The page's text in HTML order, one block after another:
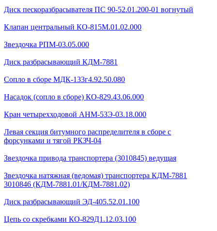
Диск пескоразбрасывателя ПС 90-52.01.200-01 вогнутый
Клапан центральный КО-815М.01.02.000
Звездочка РПМ-03.05.000
Диск разбрасывающий КДМ-7881
Сопло в сборе МДК-133г4.92.50.080
Насадок (сопло в сборе) КО-829.43.06.000
Кран четырехходовой AHМ-53Э-03.18.000
Левая секция битумного распределителя в сборе с
форсунками и тягой РКЗЧ-04
Звездочка привода транспортера (3010845) ведущая
Звездочка натяжная (ведомая) транспортера КДМ-7881
3010846 (КДМ-7881.01/КДМ-7881.02)
Диск разбрасывающий ЭД-405.52.01.100
Цепь со скребками КО-829Д1.12.03.100